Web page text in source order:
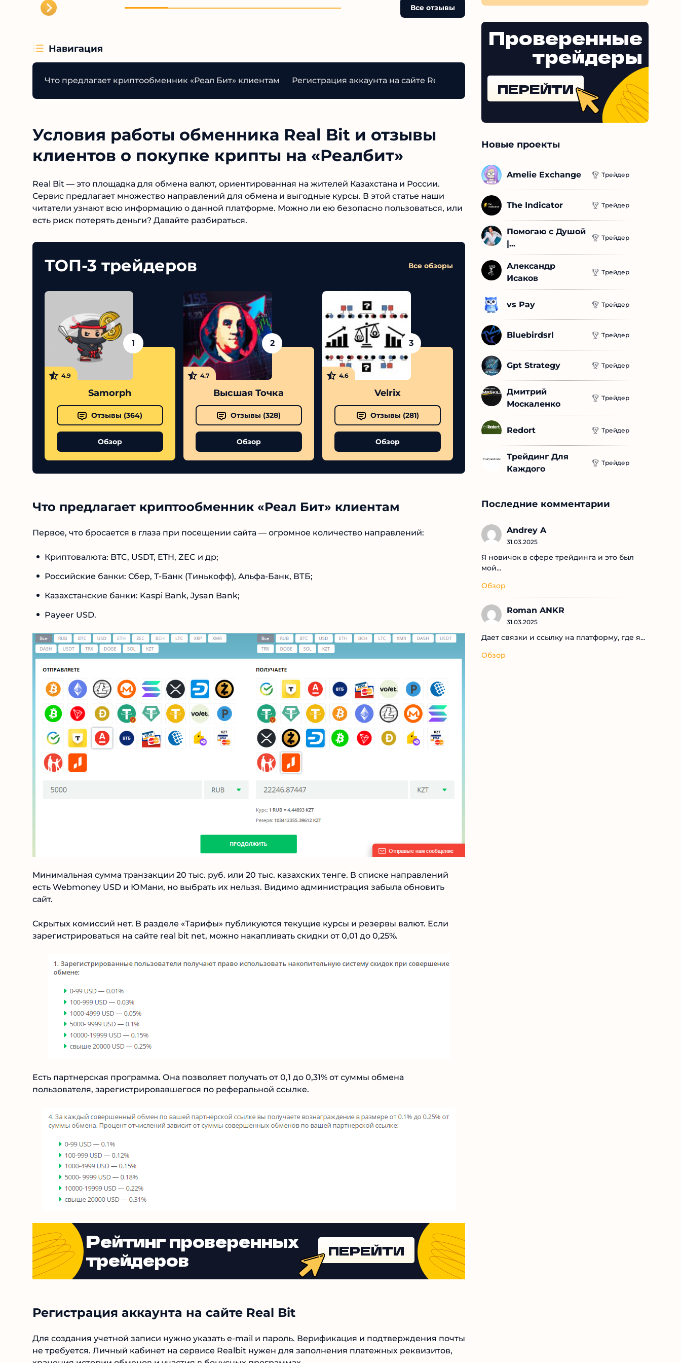
Все отзывы
Навигация
Что предлагает криптообменник «Реал Бит» клиентам Регистрация аккаунта на сайте Real Bit Можно ли доверять обменнику Как работает
Условия работы обменника Real Bit и отзывы
клиентов о покупке крипты на «Реалбит»
Real Bit — это площадка для обмена валют, ориентированная на жителей Казахстана и России.
Сервис предлагает множество направлений для обмена и выгодные курсы. В этой статье наши
читатели узнают всю информацию о данной платформе. Можно ли ею безопасно пользоваться,
или есть риск потерять деньги? Давайте разбираться.
ТОП-3 трейдеров Все обзоры
1
4.9
Samorph
Отзывы ( 364)
Обзор
2
4.7
Высшая Точка
Отзывы ( 328)
Обзор
4.6
Velrix
Отзывы (281)
Обзор
Что предлагает криптообменник «Реал Бит» клиентам
Первое, что бросается в глаза при посещении сайта — огромное количество направлений:
Криптовалюта: BTC, USDT, ETH, ZEC и др;
Российские банки: Сбер, Т-Банк (Тинькофф), Альфа-Банк, ВТБ;
Казахстанские банки: Kaspi Bank, Jysan Bank;
Payeer USD.
Минимальная сумма транзакции 20 тыс. руб. или 20 тыс. казахских тенге. В списке направлений
есть Webmoney USD и ЮМани, но выбрать их нельзя. Видимо администрация забыла обновить
сайт.
Скрытых комиссий нет. В разделе «Тарифы» публикуются текущие курсы и резервы валют. Если
зарегистрироваться на сайте real bit net, можно накапливать скидки от 0,01 до 0,25%.
Есть партнерская программа. Она позволяет получать от 0,1 до 0,31% от суммы обмена
пользователя, зарегистрировавшегося по реферальной ссылке.
Рейтинг проверенных
трейдеров
ПЕРЕЙТИ
Регистрация аккаунта на сайте Real Bit
Для создания учетной записи нужно указать e-mail и пароль. Верификация и подтверждения
почты не требуется. Личный кабинет на сервисе Realbit нужен для заполнения платежных
реквизитов, хранения истории обменов и участия в бонусных программах.
Проверенные
трейдеры
ПЕРЕЙТИ
Новые проекты
Amelie Exchange Трейдер
The Indicator Трейдер
Помогаю с Душой
|...
Трейдер
Александр
Исаков
Трейдер
vs Pay Трейдер
Bluebirdsrl Трейдер
Gpt Strategy Трейдер
Дмитрий
Москаленко
Трейдер
Redort Трейдер
Трейдинг Для
Каждого
Трейдер
Последние комментарии
Andrey A
31.03.2025
Я новичок в сфере трейдинга и это был
мой...
Обзор
Roman ANKR
31.03.2025
Дает связки и ссылку на платформу, где я...
Обзор
Tehnoobzor: высокий ROI, честная
статистика и сотни довольных
клиентов.
Читать обзор